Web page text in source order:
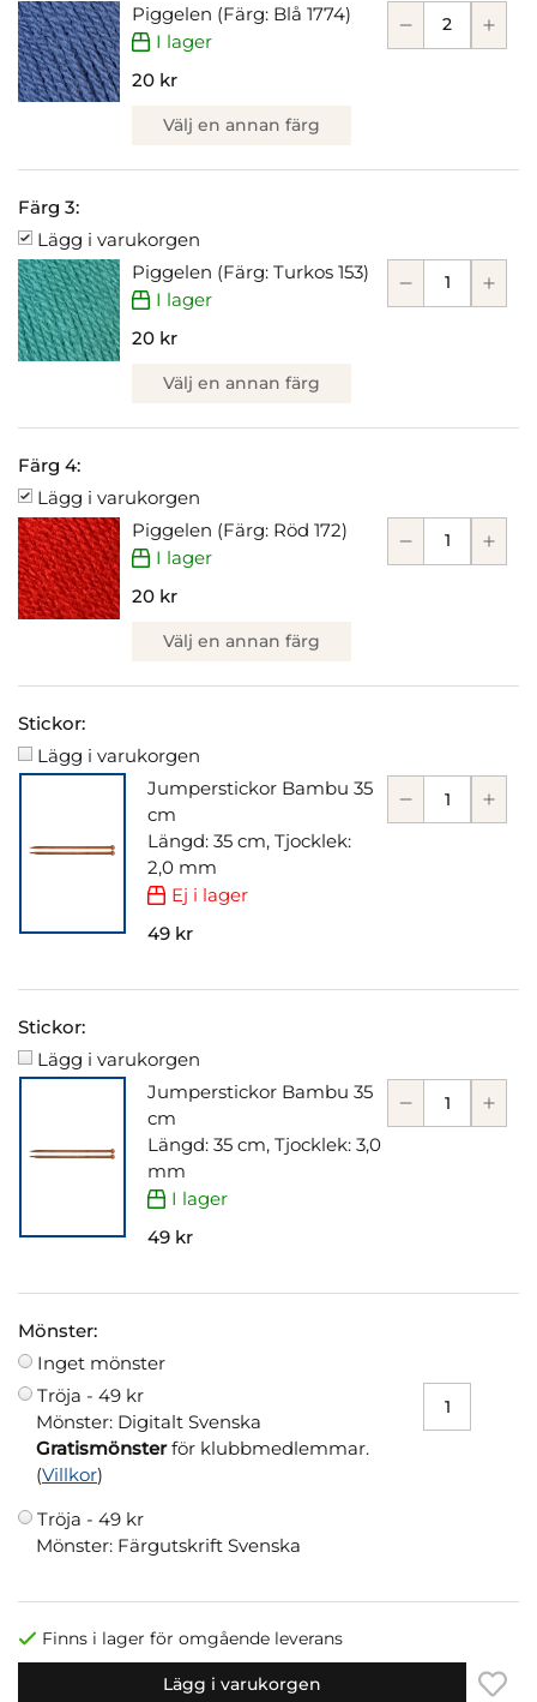
Piggelen (Färg: Blå 1774)
I lager
20 kr
Välj en annan färg
Färg 3:
Lägg i varukorgen
Piggelen (Färg: Turkos 153)
I lager
20 kr
Välj en annan färg
Färg 4:
Lägg i varukorgen
Piggelen (Färg: Röd 172)
I lager
20 kr
Välj en annan färg
Stickor:
Lägg i varukorgen
Jumperstickor Bambu 35
cm
Längd: 35 cm, Tjocklek:
2,0 mm
Ej i lager
49 kr
Stickor:
Lägg i varukorgen
Jumperstickor Bambu 35
cm
Längd: 35 cm, Tjocklek: 3,0
mm
I lager
49 kr
Mönster:
Inget mönster
Tröja - 49 kr
Mönster: Digitalt Svenska
Gratismönsterför klubbmedlemmar.
(Villkor)
Tröja - 49 kr
Mönster: Färgutskrift Svenska
Finns i lager för omgående leverans
Lägg i varukorgen